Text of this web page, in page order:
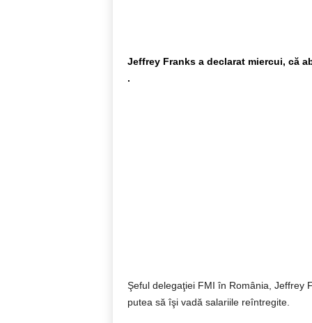
Jeffrey Franks a declarat miercui, că
.
Şeful delegaţiei FMI în România, Jeffrey
putea să îşi vadă salariile reîntregite.